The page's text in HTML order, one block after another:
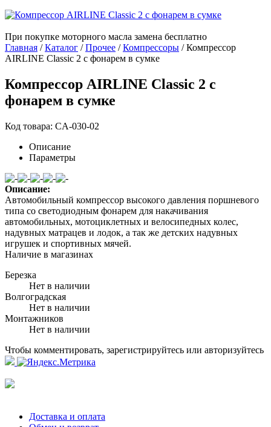
При покупке моторного масла замена бесплатно
Главная /Каталог /Прочее /Компрессоры /Компрессор
AIRLINE Classic 2 с фонарем в сумке
Компрессор AIRLINE Classic 2 с
фонарем в сумке
Код товара: CA-030-02
Описание
Параметры
Описание:
Автомобильный компрессор высокого давления поршневого
типа со светодиодным фонарем для накачивания
автомобильных, мотоциклетных и велосипедных колес,
надувных матрацев и лодок, а так же детских надувных
игрушек и спортивных мячей.
Наличие в магазинах
Березка
Нет в наличии
Волгоградская
Нет в наличии
Монтажников
Нет в наличии
Чтобы комментировать, зарегистрируйтесь или авторизуйтесь
Доставка и оплата